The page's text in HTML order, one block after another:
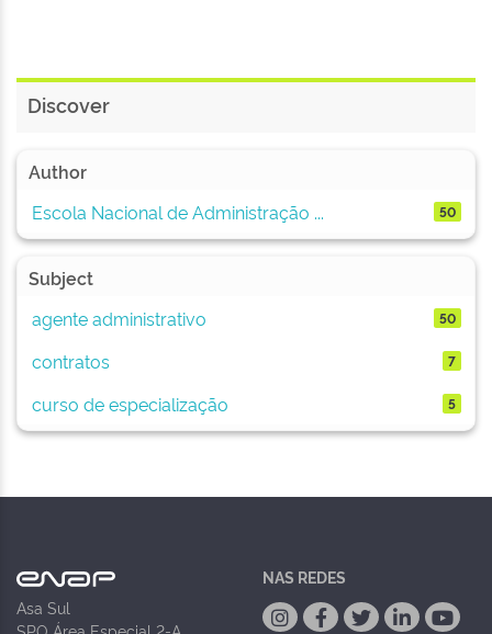
Discover
Author
Escola Nacional de Administração ...
50
Subject
agente administrativo
50
contratos 7
curso de especialização 5
Asa Sul
NAS REDES